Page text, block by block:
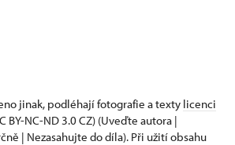
jinak, podléhají fotografie a texty licenci
BY-NC-ND 3.0 CZ) (Uveďte autora |
| Nezasahujte do díla). Při užití obsahu